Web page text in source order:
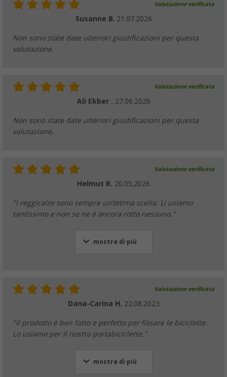
Valutazione verificata
Susanne B. 21.07.2026
Non sono state date ulteriori giustificazioni per questa
valutazione.
Valutazione verificata
Ali Ekber . 27.06.2026
Non sono state date ulteriori giustificazioni per questa
valutazione.
Valutazione verificata
Helmut R. 20.05.2026
"I reggicalze sono sempre un'ottima scelta. Li usiamo
tantissimo e non se ne è ancora rotto nessuno."
mostra di più
Valutazione verificata
Dana-Carina H. 22.08.2023
"Il prodotto è ben fatto e perfetto per fissare le biciclette.
Lo usiamo per il nostro portabiciclette."
mostra di più